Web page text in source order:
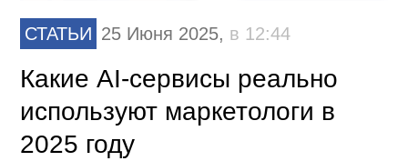
СТАТЬИ 25 Июня 2025, в 12:44
Какие AI-сервисы реально
используют маркетологи в
2025 году